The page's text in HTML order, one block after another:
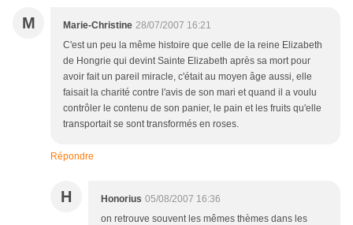
M Marie-Christine 28/07/2007 16:21
C'est un peu la même histoire que celle de la reine Elizabeth
de Hongrie qui devint Sainte Elizabeth après sa mort pour
avoir fait un pareil miracle, c'était au moyen âge aussi, elle
faisait la charité contre l'avis de son mari et quand il a voulu
contrôler le contenu de son panier, le pain et les fruits qu'elle
transportait se sont transformés en roses.
Répondre
H Honorius 05/08/2007 16:36
on retrouve souvent les mêmes thèmes dans les